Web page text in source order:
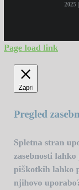
2025 |
Page load link
Zapri
Pregled
Spletna stran
zasebnosti
piškotkih lahko
njihovo